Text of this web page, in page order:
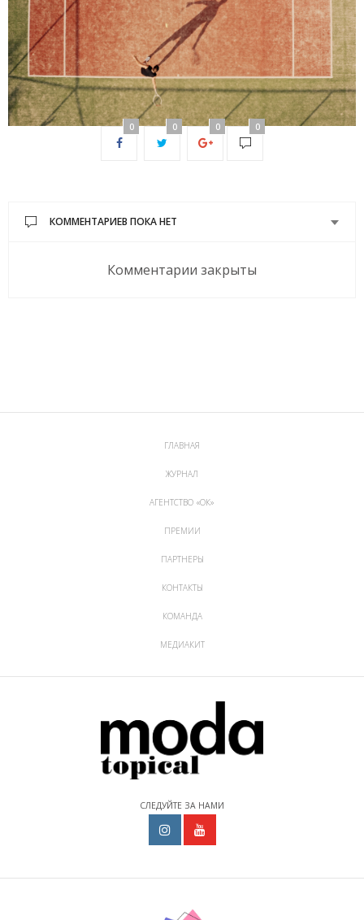
0 0 0 0
КОММЕНТАРИЕВ ПОКА НЕТ
Комментарии закрыты
ГЛАВНАЯ
ЖУРНАЛ
АГЕНТСТВО «ОК»
ПРЕМИИ
ПАРТНЕРЫ
КОНТАКТЫ
КОМАНДА
МЕДИАКИТ
СЛЕДУЙТЕ ЗА НАМИ